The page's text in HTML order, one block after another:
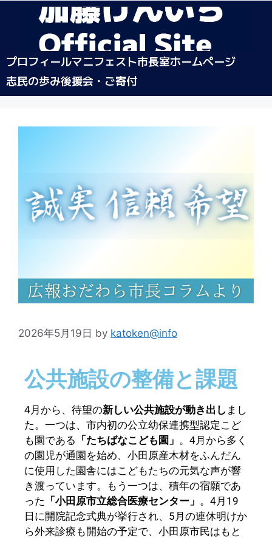
プロフィールマニフェスト市長室ホームページ
志民の歩み後援会・ご寄付
2026年5月19日 by katoken@info
公共施設の整備と課題
4月から、待望の新しい公共施設が動き出し まし
た。一つは、市内初の公立幼保連携型認定こど
も園である 「たちばなこども園」 。4月から多く
の園児が通園を始め、小田原産木材をふんだん
に使用した園舎にはこどもたちの元気な声が響
き渡っています。もう一つは、積年の宿願であ
った 「小田原市立総合医療センター」 。4月19
日に開院記念式典が挙行され、5月の連休明けか
ら外来診療も開始の予定で、小田原市民はもと